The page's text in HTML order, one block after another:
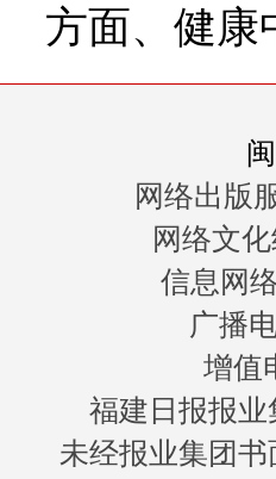
方面、健康
网络出版
网络文
信息网
广播
增值
福建日报报
未经报业集团